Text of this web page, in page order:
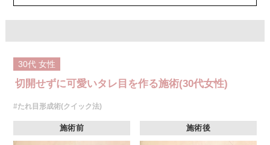
施術内容：医療用の細い縫合糸を使用し、皮膚から瞼板にかけて糸を通し
て結紮（けっさつ）し、皮下に糸を埋没させることで、くっきりとした二
リスク、副作用：腫れ、内出血、疼痛、目がごろごろする違和感などが術
後一時的に生じることがございます。これらの症状は通常数日〜1週間ほど
で落ち着いていきますが、個人差があります。また、稀に細菌感染症、左
右差、重瞼ラインの消失・乱れ、縫合糸の露出、結膜腫脹などが生じるこ
費用：スタンダード 2箇所107,800円(税込)〜6箇所239,800円(税込)
アペックス シングル437,800円(税込)～ダブル657,800円(税込)
シークレットアイズシングル712,800円(税込)〜ダブル877,800円(税込)
30代 女性
切開せずに可愛いタレ目を作る施術(30代女性)
#たれ目形成術(クイック法)
施術前 施術後